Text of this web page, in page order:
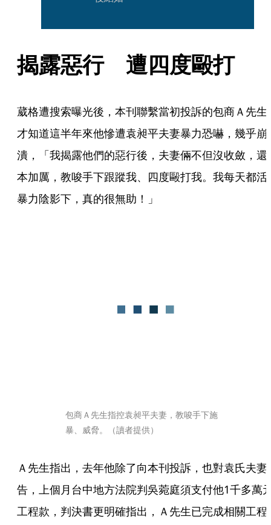
揭露惡行　遭四度毆打
葳格遭搜索曝光後，本刊聯繫當初投訴的包商Ａ先生
才知道這半年來他慘遭袁昶平夫妻暴力恐嚇，幾乎崩
潰，「我揭露他們的惡行後，夫妻倆不但沒收斂，還
本加厲，教唆手下跟蹤我、四度毆打我。我每天都活
暴力陰影下，真的很無助！」
包商Ａ先生指控袁昶平夫妻，教唆手下施
暴、威脅。（讀者提供）
Ａ先生指出，去年他除了向本刊投訴，也對袁氏夫妻
告，上個月台中地方法院判吳菀庭須支付他1千多萬
工程款，判決書更明確指出，Ａ先生已完成相關工程